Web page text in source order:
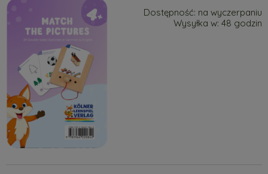
Dostępność: na wyczerpaniu
Wysyłka w: 48 godzin